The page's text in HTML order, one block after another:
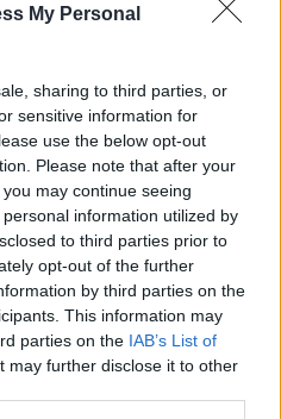
My Personal
sharing to third parties, or
sensitive information for
use the below opt-out
Please note that after your
may continue seeing
information utilized by
to third parties prior to
opt-out of the further
by third parties on the
This information may
parties on the IAB’s List of
may further disclose it to other